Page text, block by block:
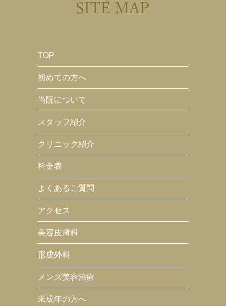
SITE MAP
TOP
初めての方へ
当院について
スタッフ紹介
クリニック紹介
料金表
よくあるご質問
アクセス
美容皮膚科
形成外科
メンズ美容治療
未成年の方へ